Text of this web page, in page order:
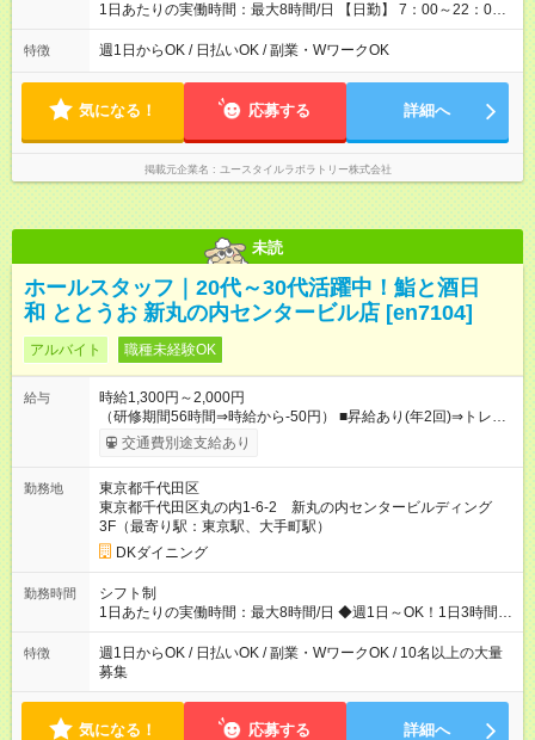
1日あたりの実働時間：最大8時間/日 【日勤】 7：00～22：00
の間で8時間勤務（休憩時間は法定通り） ※週1日～OK ／ 夜勤
なし ＊＊ 勤務時間例 ＊＊ ■8時から17時 ■9時から18時 ■10
定（毎週同じ曜日勤務）
特徴 週1日からOK / 日払いOK / 副業・WワークOK
気になる！ 応募する 詳細へ
掲載元企業名 ユースタイルラボラトリー株式会社
未読
ホールスタッフ｜20代～30代活躍中！鮨と酒日
和 ととうお 新丸の内センタービル店 [en7104]
アルバイト 職種未経験OK
給与
時給1,300円～2,000円
（研修期間56時間⇒時給から-50円） ■昇給あり(年2回)⇒トレー
ナーになったら…通常時給+300円UP↑↑ ■1食200円食事補助あり
■系列店で使える社割あり ■友人紹介制度あり(規定あり) │スタ
万7600円 ・N１レベル程度の日本語力をお持ちの方（会話力・
読解力）※業務上の理解・指示ができる事が必要になる為 ・
This is a job providing customer service in Japanese. 【試用期
間】試用期間なし
交通費別途支給あり
勤務地
東京都千代田区
東京都千代田区丸の内1-6-2 新丸の内センタービルディング
3F（最寄り駅：東京駅、大手町駅）
DKダイニング
勤務時間
シフト制
1日あたりの実働時間：最大8時間/日 ◆週1日～OK！1日3時間～
OK！ ※勤務時間の変動の可能性あり ※22時以降勤務は18歳以上
(法令による) ※自由シフト制
特徴
週1日からOK / 日払いOK / 副業・WワークOK / 10名以上の大量
募集
気になる！ 応募する 詳細へ